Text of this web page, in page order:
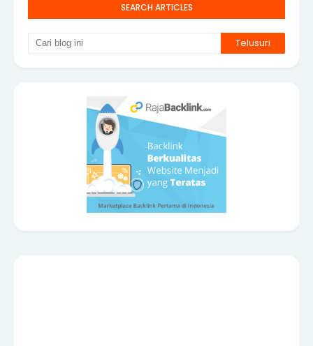
SEARCH ARTICLES